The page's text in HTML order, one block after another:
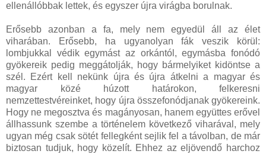
ellenállóbbak lettek, és egyszer újra virágba borulnak.
Erősebb azonban a fa, mely nem egyedül áll az élet
viharában. Erősebb, ha ugyanolyan fák veszik körül:
lombjukkal védik egymást az orkántól, egymásba fonódó
gyökereik pedig meggátolják, hogy bármelyiket kidöntse a
szél. Ezért kell nekünk újra és újra átkelni a magyar és
magyar közé húzott határokon, felkeresni
nemzettestvéreinket, hogy újra összefonódjanak gyökereink.
Hogy ne megosztva és magányosan, hanem együttes erővel
állhassunk szembe a történelem következő viharával, mely
ugyan még csak sötét fellegként sejlik fel a távolban, de már
biztosan tudjuk, hogy közelít. Ehhez az eljövendő harchoz